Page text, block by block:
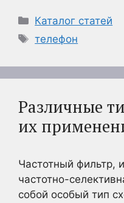
Рубрики
Каталог статей
Метки
телефон
Различные
их
Частотный фильтр,
частотно-
собой особый тип